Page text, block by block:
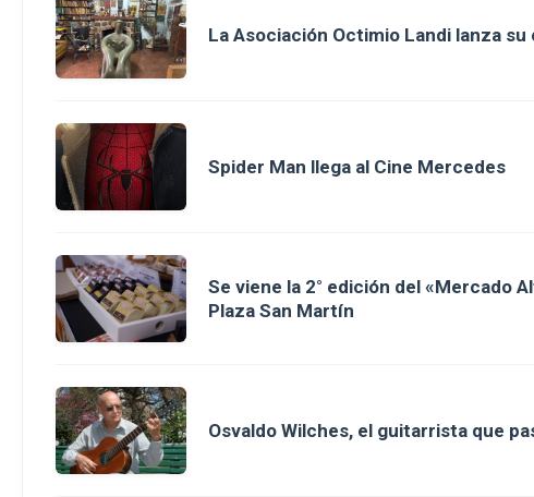
La Asociación Octimio Landi lanza
Spider Man llega al Cine Mercedes
Se viene la 2° edición del «Mercado
Plaza San Martín
Osvaldo Wilches, el guitarrista que